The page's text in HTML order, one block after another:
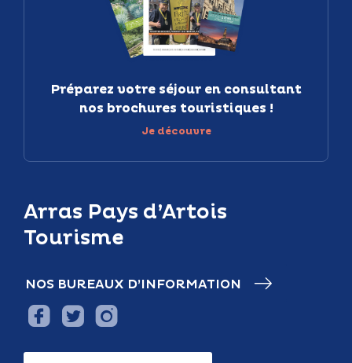
Arras Pays d’Artois
Tourisme
NOS BUREAUX D’INFORMATION
Préparez votre séjour en consultant
nos brochures touristiques !
Je découvre